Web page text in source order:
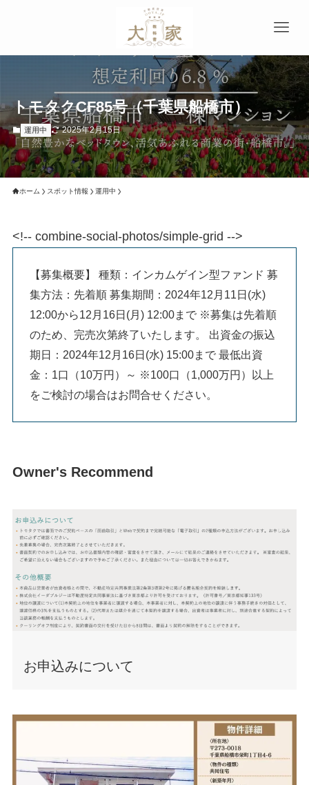
トモタクCF85号（千葉県船橋市）
運用中 2025年2月15日
ホーム スポット情報 運用中
<!-- combine-social-photos/simple-grid -->
【募集概要】 種類：インカムゲイン型ファンド 募
集方法：先着順 募集期間：2024年12月11日(水)
12:00から12月16日(月) 12:00まで ※募集は先着順
のため、完売次第終了いたします。 出資金の振込
期日：2024年12月16日(水) 15:00まで 最低出資
金：1口（10万円）～ ※100口（1,000万円）以上
をご検討の場合はお問合せください。
Owner's Recommend
お申込みについて